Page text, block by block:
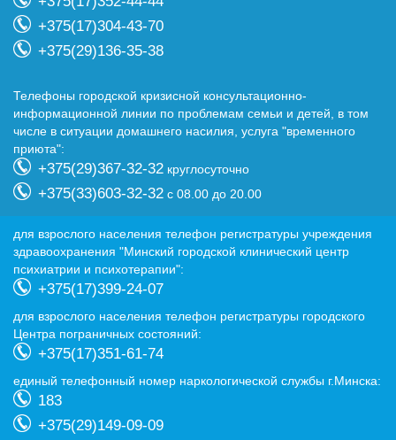
+375(17)304-43-70
+375(29)136-35-38
Телефоны городской кризисной консультационно-
информационной линии по проблемам семьи и детей, в том
числе в ситуации домашнего насилия, услуга "временного
приюта":
+375(29)367-32-32 круглосуточно
+375(33)603-32-32 с 08.00 до 20.00
для взрослого населения телефон регистратуры учреждения
здравоохранения "Минский городской клинический центр
психиатрии и психотерапии":
+375(17)399-24-07
для взрослого населения телефон регистратуры городского
Центра пограничных состояний:
+375(17)351-61-74
eдиный телефонный номер наркологической службы г.Минска:
183
+375(29)149-09-09